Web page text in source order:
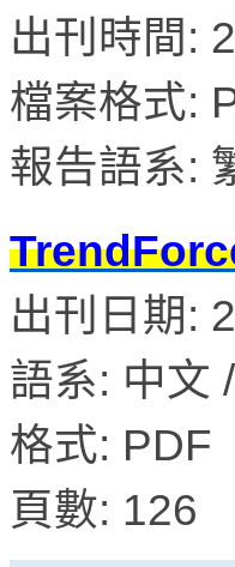
出刊時間:
檔案格式:
報告語系:
出刊日期:
語系: 中文
格式: PDF
頁數: 126